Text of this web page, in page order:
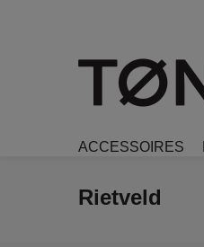
ACCESSOIRES
Rietveld